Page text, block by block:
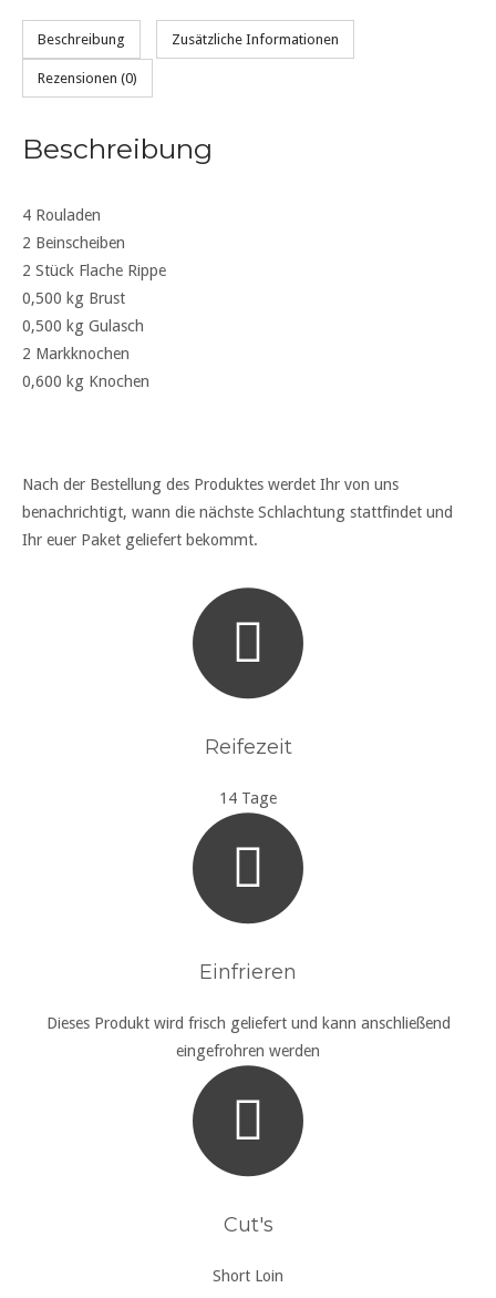
Beschreibung Zusätzliche Informationen
Rezensionen (0)
Beschreibung
4 Rouladen
2 Beinscheiben
2 Stück Flache Rippe
0,500 kg Brust
0,500 kg Gulasch
2 Markknochen
0,600 kg Knochen
Nach der Bestellung des Produktes werdet Ihr von uns
benachrichtigt, wann die nächste Schlachtung stattfindet und
Ihr euer Paket geliefert bekommt.
Reifezeit
14 Tage
Einfrieren
Dieses Produkt wird frisch geliefert und kann anschließend
eingefrohren werden
Cut's
Short Loin